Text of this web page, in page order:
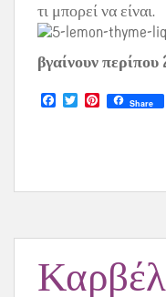
τι μπορεί να είναι.
βγαίνουν περίπου
a
o
T
w
r
P
e
Share